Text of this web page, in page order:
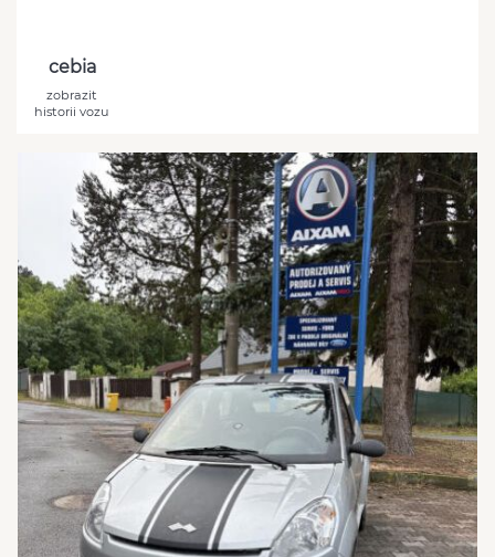
cebia
zobrazit
historii vozu